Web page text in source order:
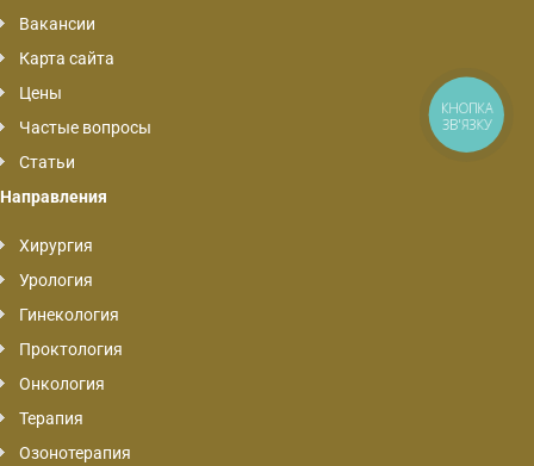
Вакансии
Карта сайта
Цены
Частые вопросы
Статьи
Направления
Хирургия
Урология
Гинекология
Проктология
Онкология
Терапия
Озонотерапия
КНОПКА
ЗВ'ЯЗКУ